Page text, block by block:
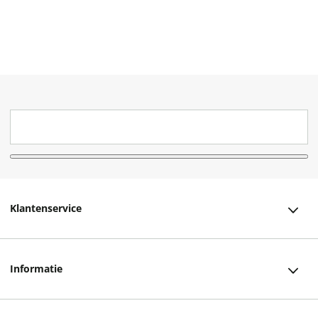
Klantenservice
Informatie